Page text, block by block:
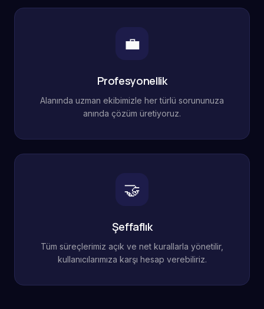
💼
Profesyonellik
Alanında uzman ekibimizle her türlü sorununuza
anında çözüm üretiyoruz.
🤝
Şeffaflık
Tüm süreçlerimiz açık ve net kurallarla yönetilir,
kullanıcılarımıza karşı hesap verebiliriz.